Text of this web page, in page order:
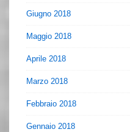
Giugno 2018
Maggio 2018
Aprile 2018
Marzo 2018
Febbraio 2018
Gennaio 2018